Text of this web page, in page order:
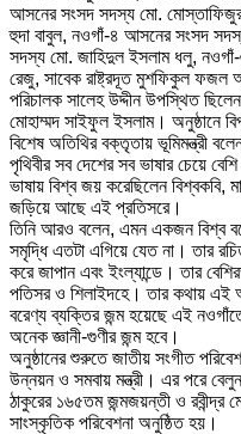
আসনের সংসদ সদস্য মো.
হুদা বাবুল, নওগাঁ-৪ আসনের সংসদ
সদস্য মো. জাহিদুল ইসলাম ধলু,
রেজু, সাবেক রাষ্ট্রদূত মুশফিকুল ফজল
পরিচালক সালেহ উদ্দীন উপস্থিত
মোহাম্মদ সাইফুল ইসলাম। অনুষ্ঠানে
বিশেষ অতিথির বক্তৃতায় ভূমিমন্ত্রী
পৃথিবীর সব দেশের সব ভাষার চেয়ে
ভাষায় বিশ্ব জয় করেছিলেন বিশ্বকবি,
জড়িয়ে আছে এই প্রতিসরে।
তিনি আরও বলেন, এমন একজন বিশ্ব
সমৃদ্ধি এতটা এগিয়ে যেত না। তার
করে জাপান এবং ইংল্যান্ডে। তার
পতিসর ও শিলাইদহে। তার কথায়
বরেণ্য ব্যক্তির জন্ম হয়েছে এই
অনেক জ্ঞানী-গুণীর জন্ম হবে।
অনুষ্ঠানের শুরুতে জাতীয় সংগীত
উন্নয়ন ও সমবায় মন্ত্রী। এর পরে
ঠাকুরের ১৬৫তম জন্মজয়ন্তী ও রবীন্দ্র
সাংস্কৃতিক পরিবেশনা অনুষ্ঠিত হয়।